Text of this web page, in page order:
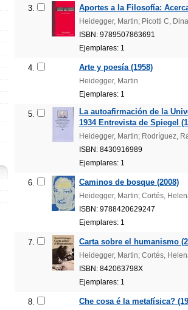
3. Aportes a la Filosofía:
Heidegger, Martin; Picotti C,
ISBN: 9789507863691
Ejemplares: 1
4. Arte y poesía (1958)
Heidegger, Martin
Ejemplares: 1
5.
La autoafirmación de la
1934 Entrevista de Spiegel
Heidegger, Martin; Rodríguez,
ISBN: 8430916989
Ejemplares: 1
6. Caminos de bosque (2008)
Heidegger, Martin; Cortés,
ISBN: 9788420629247
Ejemplares: 1
7. Carta sobre el humanismo
Heidegger, Martin; Cortés,
ISBN: 842063798X
Ejemplares: 1
8. Che cosa é la metafísica?